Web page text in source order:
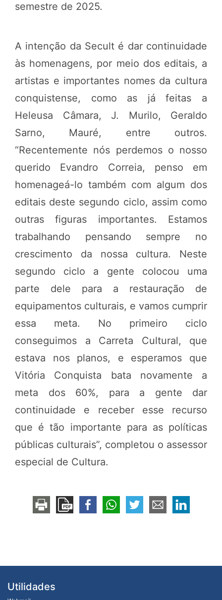
semestre de 2025.
A intenção da Secult é dar continuidade
às homenagens, por meio dos editais, a
artistas e importantes nomes da cultura
conquistense, como as já feitas a
Heleusa Câmara, J. Murilo, Geraldo
Sarno, Mauré, entre outros.
“Recentemente nós perdemos o nosso
querido Evandro Correia, penso em
homenageá-lo também com algum dos
editais deste segundo ciclo, assim como
outras figuras importantes. Estamos
trabalhando pensando sempre no
crescimento da nossa cultura. Neste
segundo ciclo a gente colocou uma
parte dele para a restauração de
equipamentos culturais, e vamos cumprir
essa meta. No primeiro ciclo
conseguimos a Carreta Cultural, que
estava nos planos, e esperamos que
Vitória Conquista bata novamente a
meta dos 60%, para a gente dar
continuidade e receber esse recurso
que é tão importante para as políticas
públicas culturais”, completou o assessor
especial de Cultura.
Utilidades